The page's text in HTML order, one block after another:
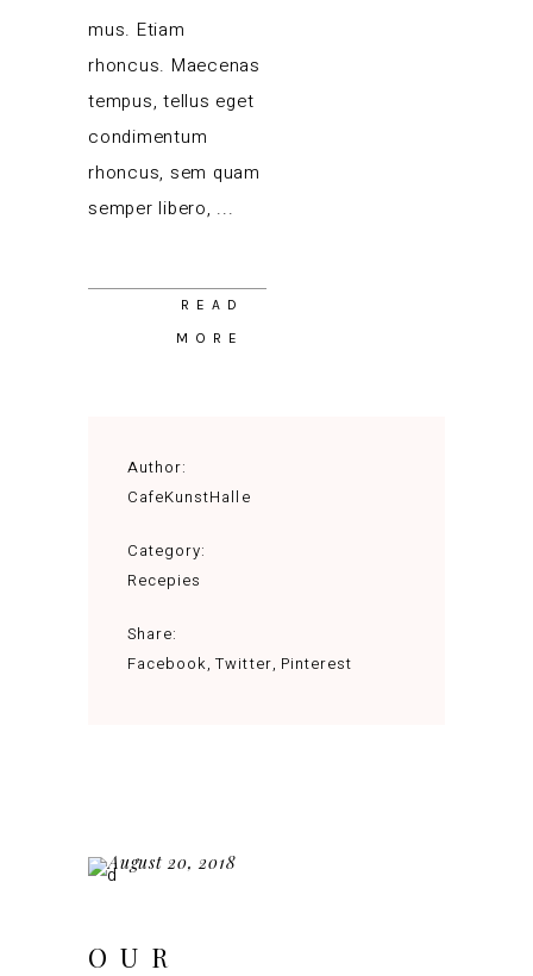
mus. Etiam
rhoncus. Maecenas
tempus, tellus eget
condimentum
rhoncus, sem quam
semper libero,
READ
MORE
Author:
CafeKunstHalle
Category:
Recepies
Share:
Facebook Twitter Pinterest
August 20, 2018
OUR